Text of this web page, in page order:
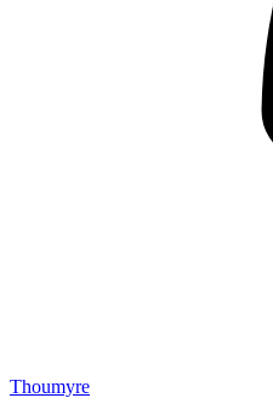
Thoumyre